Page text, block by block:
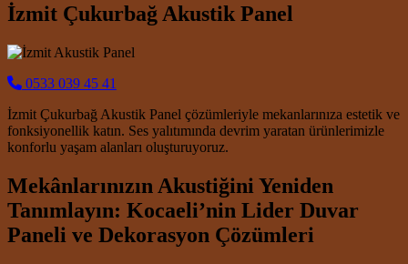
İzmit Çukurbağ Akustik Panel
0533 039 45 41
İzmit Çukurbağ Akustik Panel çözümleriyle mekanlarınıza estetik ve
fonksiyonellik katın. Ses yalıtımında devrim yaratan ürünlerimizle
konforlu yaşam alanları oluşturuyoruz.
Mekânlarınızın Akustiğini Yeniden
Tanımlayın: Kocaeli’nin Lider Duvar
Paneli ve Dekorasyon Çözümleri